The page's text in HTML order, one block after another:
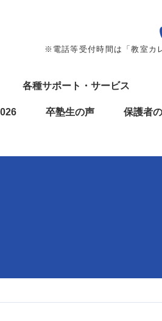
※電話等受付時間は「教室カ
各種サポート・サービス
卒塾生の声 保護者